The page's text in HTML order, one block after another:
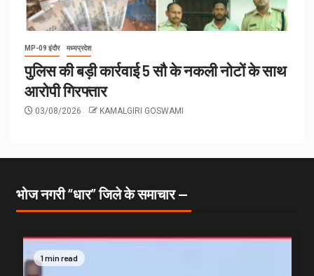
MP-09 इंदौर मध्यप्रदेश
पुलिस की बड़ी कार्रवाई 5 सौ के नकली नोटों के साथ
आरोपी गिरफ्तार
03/08/2026 KAMALGIRI GOSWAMI
भोज नगरी “धार” जिले के समाचार —
1 min read